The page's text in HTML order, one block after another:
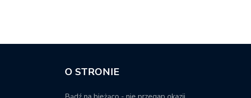
O STRONIE